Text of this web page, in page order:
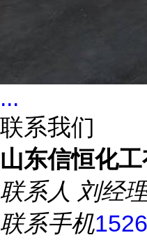
...
联系我们
山东信恒化工
联系人 刘经
联系手机